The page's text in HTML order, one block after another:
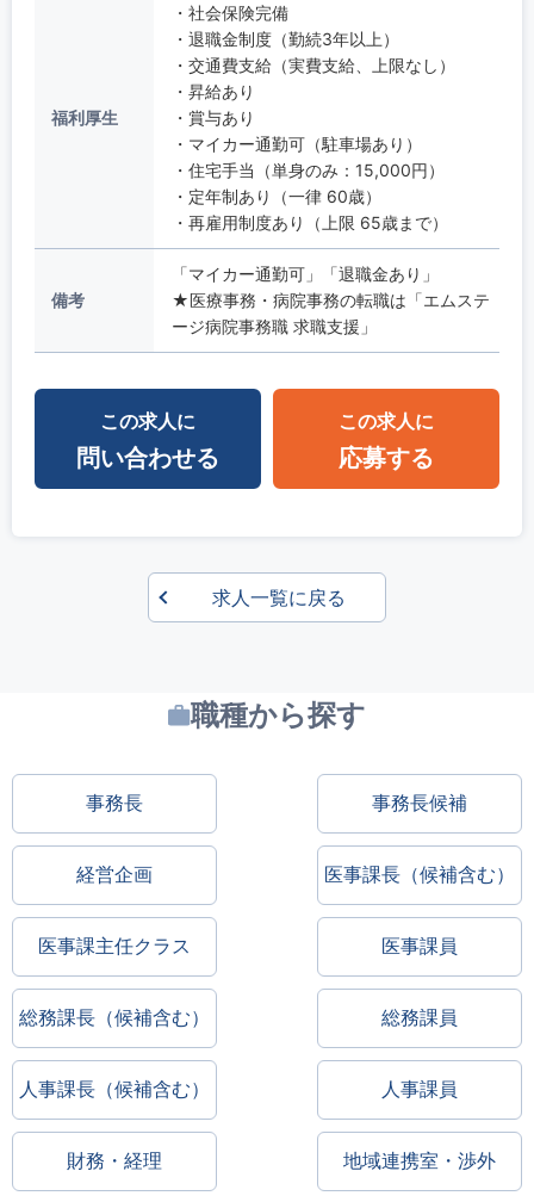
福利厚生
・社会保険完備
・退職金制度（勤続3年以上）
・交通費支給（実費支給、上限なし）
・昇給あり
・賞与あり
・マイカー通勤可（駐車場あり）
・住宅手当（単身のみ：15,000円）
・定年制あり（一律 60歳）
・再雇用制度あり（上限 65歳まで）
備考
「マイカー通勤可」「退職金あり」
★医療事務・病院事務の転職は「エムステ
ージ病院事務職 求職支援」
この求人に
問い合わせる
この求人に
応募する
求人一覧に戻る
職種から探す
事務長 事務長候補
経営企画 医事課長（候補含む）
医事課主任クラス 医事課員
総務課長（候補含む） 総務課員
人事課長（候補含む） 人事課員
財務・経理 地域連携室・渉外